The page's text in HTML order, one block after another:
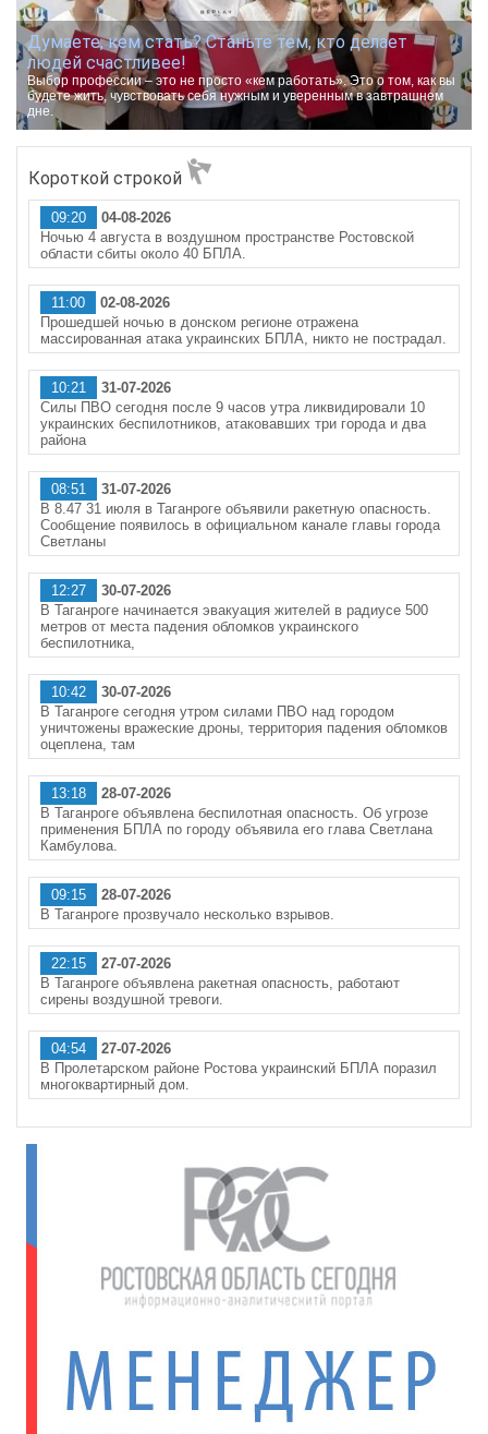
Думаете, кем стать? Станьте тем, кто делает
людей счастливее!
Выбор профессии – это не просто «кем работать». Это о том, как вы
будете жить, чувствовать себя нужным и уверенным в завтрашнем
дне.
Короткой строкой
09:20
04-08-2026
Ночью 4 августа в воздушном пространстве Ростовской
области сбиты около 40 БПЛА.
11:00
02-08-2026
Прошедшей ночью в донском регионе отражена
массированная атака украинских БПЛА, никто не пострадал.
10:21
31-07-2026
Силы ПВО сегодня после 9 часов утра ликвидировали 10
украинских беспилотников, атаковавших три города и два
района
08:51
31-07-2026
В 8.47 31 июля в Таганроге объявили ракетную опасность.
Сообщение появилось в официальном канале главы города
Светланы
12:27
30-07-2026
В Таганроге начинается эвакуация жителей в радиусе 500
метров от места падения обломков украинского
беспилотника,
10:42
30-07-2026
В Таганроге сегодня утром силами ПВО над городом
уничтожены вражеские дроны, территория падения обломков
оцеплена, там
13:18
28-07-2026
В Таганроге объявлена беспилотная опасность. Об угрозе
применения БПЛА по городу объявила его глава Светлана
Камбулова.
09:15
28-07-2026
В Таганроге прозвучало несколько взрывов.
22:15
27-07-2026
В Таганроге объявлена ракетная опасность, работают
сирены воздушной тревоги.
04:54
27-07-2026
В Пролетарском районе Ростова украинский БПЛА поразил
многоквартирный дом.